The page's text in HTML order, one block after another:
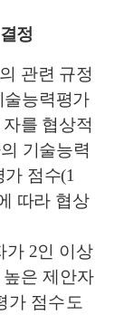
정
의 관련 규정
술능력평가
를 협상적
기술능력
가 점수(1
따라 협상
가 2인 이상
높은 제안자
가 점수도